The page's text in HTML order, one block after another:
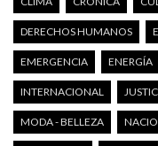
DERECHOS HUMANOS
EMERGENCIA ENERGÍA
INTERNACIONAL
MODA - BELLEZA